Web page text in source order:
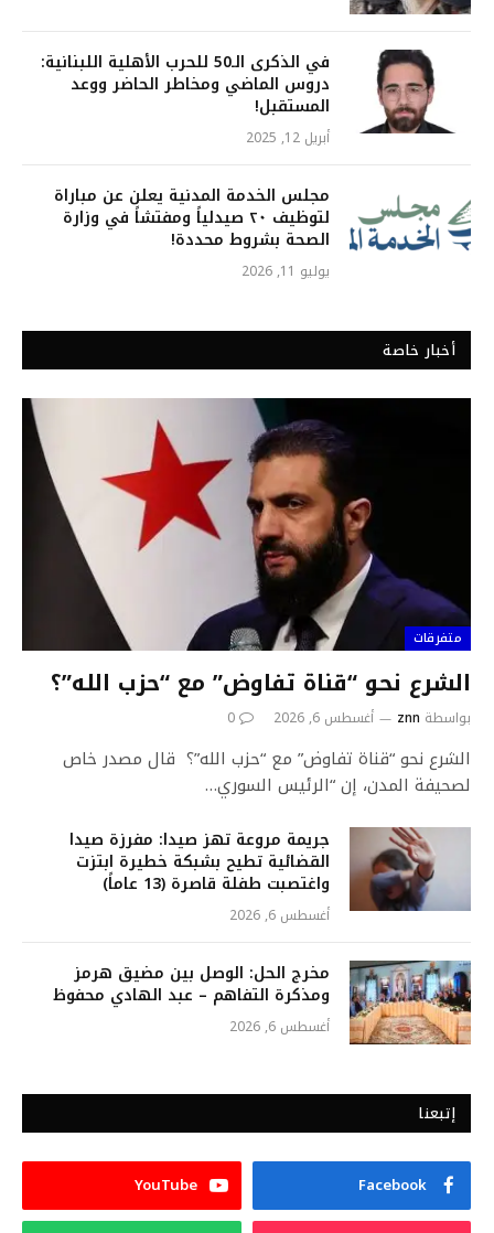
في الذكرى الـ50 للحرب الأهلية اللبنانية:
دروس الماضي ومخاطر الحاضر ووعد
المستقبل!
أبريل 12, 2025
مجلس الخدمة المدنية يعلن عن مباراة
لتوظيف ٢٠ صيدلياً ومفتشاً في وزارة
الصحة بشروط محددة!
يوليو 11, 2026
أخبار خاصة
متفرقات
الشرع نحو “قناة تفاوض” مع “حزب الله”؟
بواسطة znn أغسطس 6, 2026 0
الشرع نحو “قناة تفاوض” مع “حزب الله”؟ قال مصدر خاص
لصحيفة المدن، إن “الرئيس السوري…
جريمة مروعة تهز صيدا: مفرزة صيدا
القضائية تطيح بشبكة خطيرة ابتزت
واغتصبت طفلة قاصرة (13 عاماً)
أغسطس 6, 2026
مخرج الحل: الوصل بين مضيق هرمز
ومذكرة التفاهم – عبد الهادي محفوظ
أغسطس 6, 2026
إتبعنا
Facebook
YouTube